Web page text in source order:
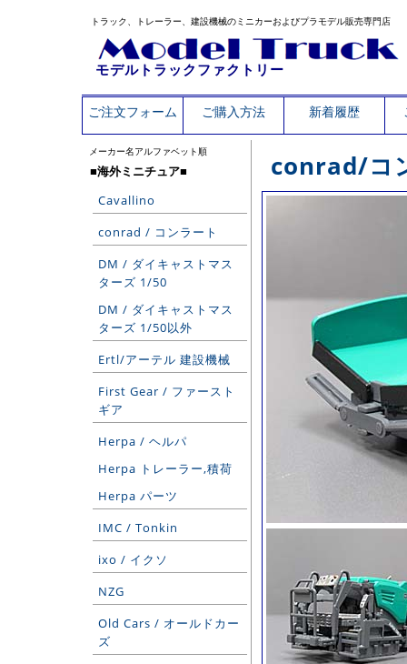
トラック、トレーラー、建設機械のミニカーおよびプラモデル販売専門店
モデルトラックファクトリー
ご注文フォーム ご購入方法 新着履歴
メーカー名アルファベット順
■海外ミニチュア■
Cavallino
conrad / コンラート
DM / ダイキャストマス
ターズ 1/50
DM / ダイキャストマス
ターズ 1/50以外
Ertl/アーテル 建設機械
First Gear / ファースト
ギア
Herpa / ヘルパ
Herpa トレーラー,積荷
Herpa パーツ
IMC / Tonkin
ixo / イクソ
NZG
Old Cars / オールドカー
ズ
conrad/コ